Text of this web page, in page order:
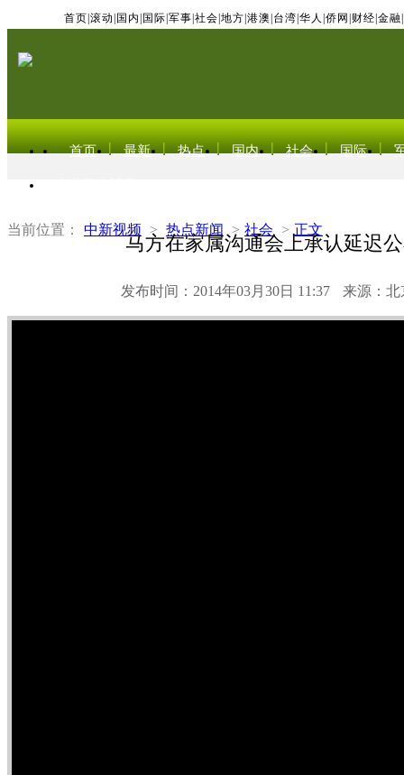
首页 滚动 国内 国际 军事 社会 地方 港澳 台湾 华人 侨网 财经 金融
首页 最新 热点 国内 社会 国际
当前位置： 中新视频 > 热点新闻 > 社会 > 正文
马方在家属沟通会上承认延迟
发布时间：2014年03月30日 11:37 来源：北